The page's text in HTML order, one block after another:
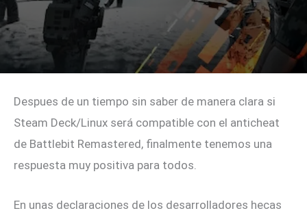
Despues de un tiempo sin saber de manera clara si
Steam Deck/Linux será compatible con el anticheat
de Battlebit Remastered, finalmente tenemos una
respuesta muy positiva para todos.
En unas declaraciones de los desarrolladores hecas